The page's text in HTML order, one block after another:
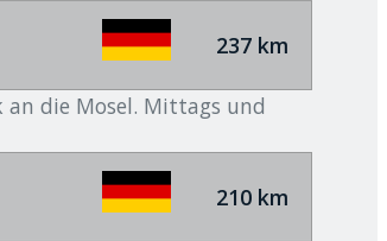
237 km
die Mosel. Mittags und
210 km